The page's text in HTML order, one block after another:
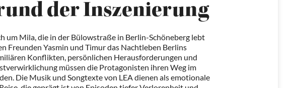
der Inszenierung
um Mila, die in der Bülowstraße in Berlin-Schöneberg lebt
Freunden Yasmin und Timur das Nachtleben Berlins
Konflikten, persönlichen Herausforderungen und
müssen die Protagonisten ihren Weg im
Die Musik und Songtexte von LEA dienen als emotionale